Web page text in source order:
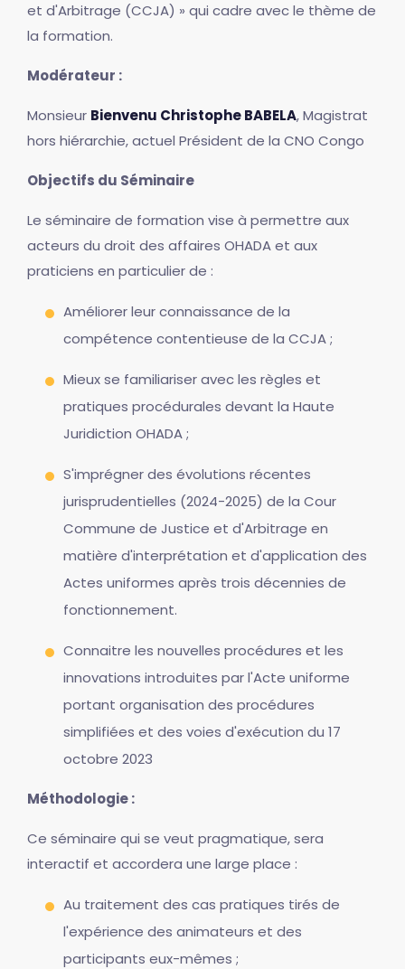
et d'Arbitrage (CCJA) » qui cadre avec le thème de
la formation.
Modérateur :
Monsieur Bienvenu Christophe BABELA, Magistrat
hors hiérarchie, actuel Président de la CNO Congo
Objectifs du Séminaire
Le séminaire de formation vise à permettre aux
acteurs du droit des affaires OHADA et aux
praticiens en particulier de :
Améliorer leur connaissance de la
compétence contentieuse de la CCJA ;
Mieux se familiariser avec les règles et
pratiques procédurales devant la Haute
Juridiction OHADA ;
S'imprégner des évolutions récentes
jurisprudentielles (2024-2025) de la Cour
Commune de Justice et d'Arbitrage en
matière d'interprétation et d'application des
Actes uniformes après trois décennies de
fonctionnement.
Connaitre les nouvelles procédures et les
innovations introduites par l'Acte uniforme
portant organisation des procédures
simplifiées et des voies d'exécution du 17
octobre 2023
Méthodologie :
Ce séminaire qui se veut pragmatique, sera
interactif et accordera une large place :
Au traitement des cas pratiques tirés de
l'expérience des animateurs et des
participants eux-mêmes ;